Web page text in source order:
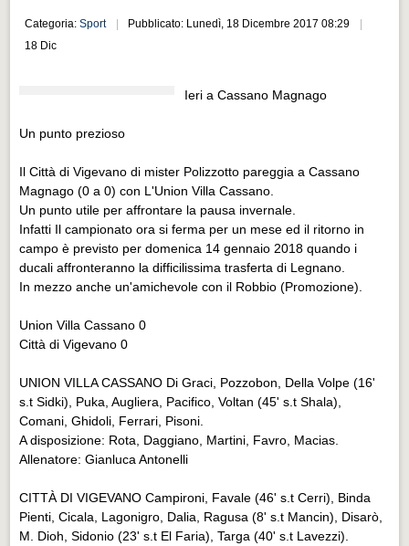
Progetti Realizzati
Progetti Realizzati
Eventi Vigevano
Eventi Vigevano
Eventi Pavia
Eventi Pavia
Categoria:Sport
Pubblicato: Lunedì, 18 Dicembre 2017 08:29
18 Dic
Ieri a Cassano Magnago
Un punto prezioso
Il Città di Vigevano di mister Polizzotto pareggia a Cassano
Magnago (0 a 0) con L'Union Villa Cassano.
Un punto utile per affrontare la pausa invernale.
Infatti Il campionato ora si ferma per un mese ed il ritorno in
campo è previsto per domenica 14 gennaio 2018 quando i
ducali affronteranno la difficilissima trasferta di Legnano.
In mezzo anche un'amichevole con il Robbio (Promozione).
Union Villa Cassano 0
Città di Vigevano 0
UNION VILLA CASSANO Di Graci, Pozzobon, Della Volpe (16'
s.t Sidki), Puka, Augliera, Pacifico, Voltan (45' s.t Shala),
Comani, Ghidoli, Ferrari, Pisoni.
A disposizione: Rota, Daggiano, Martini, Favro, Macias.
Allenatore: Gianluca Antonelli
CITTÀ DI VIGEVANO Campironi, Favale (46' s.t Cerri), Binda
Pienti, Cicala, Lagonigro, Dalia, Ragusa (8' s.t Mancin), Disarò,
M. Dioh, Sidonio (23' s.t El Faria), Targa (40' s.t Lavezzi).